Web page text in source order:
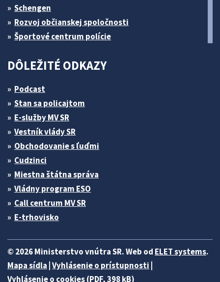
Schengen
Rozvoj občianskej spoločnosti
Športové centrum polície
DÔLEŽITÉ ODKAZY
Podcast
Stan sa policajtom
E-služby MV SR
Vestník vlády SR
Obchodovanie s ľuďmi
Cudzinci
Miestna štátna správa
Vládny program ESO
Call centrum MV SR
E-trhovisko
© 2026 Ministerstvo vnútra SR. Web od ELET systems.
Mapa sídla Vyhlásenie o prístupnosti
Vyhlásenie o cookies (PDF, 398 kB)